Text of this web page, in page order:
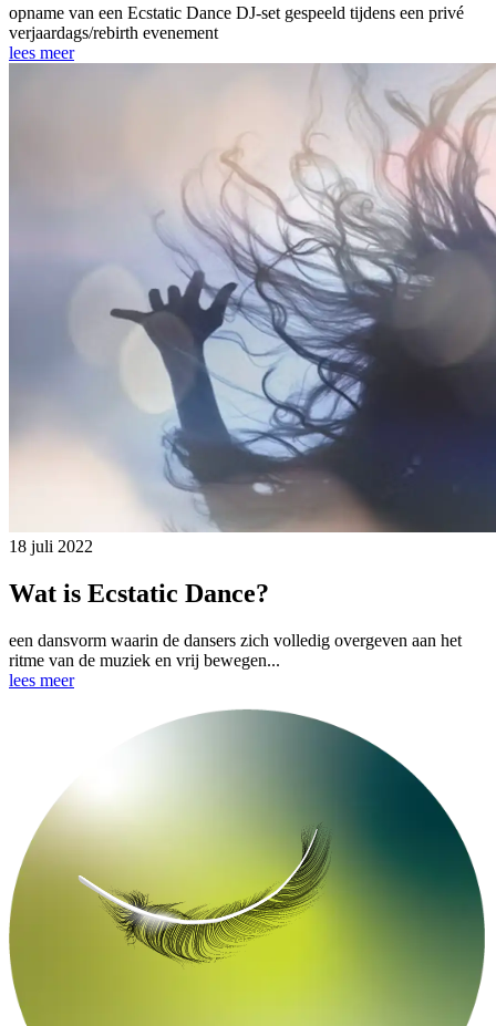
opname van een Ecstatic Dance DJ-set gespeeld tijdens een privé
verjaardags/rebirth evenement
lees meer
18 juli 2022
Wat is Ecstatic Dance?
een dansvorm waarin de dansers zich volledig overgeven aan het
ritme van de muziek en vrij bewegen...
lees meer